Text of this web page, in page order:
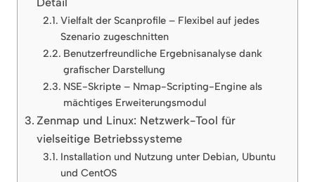
Vielfalt der Scanprofile – Flexibel auf jedes
Szenario zugeschnitten
Benutzerfreundliche Ergebnisanalyse dank
grafischer Darstellung
NSE-Skripte – Nmap-Scripting-Engine als
mächtiges Erweiterungsmodul
Zenmap und Linux: Netzwerk-Tool für
vielseitige Betriebssysteme
Installation und Nutzung unter Debian, Ubuntu
und CentOS